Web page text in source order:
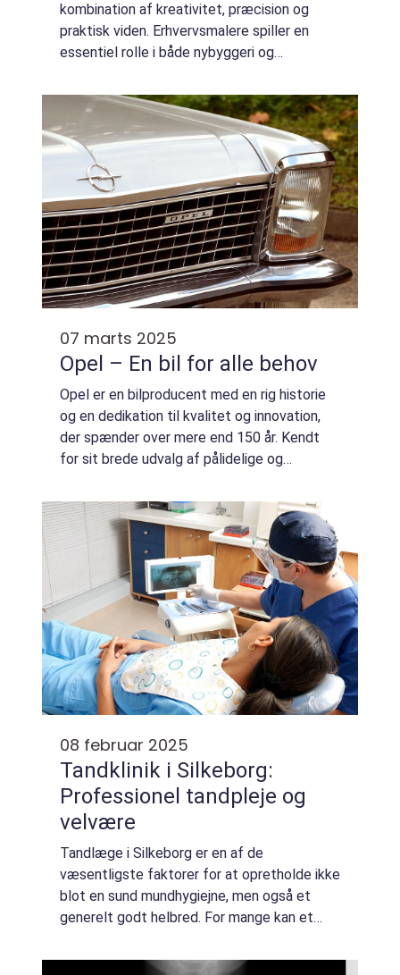
kombination af kreativitet, præcision og
praktisk viden. Erhvervsmalere spiller en
essentiel rolle i både nybyggeri og
have en betydelig indvirkning ...
07 marts 2025
Opel – En bil for alle behov
Opel er en bilproducent med en rig historie
og en dedikation til kvalitet og innovation,
der spænder over mere end 150 år. Kendt
for sit brede udvalg af pålidelige og
populære bil...
08 februar 2025
Tandklinik i Silkeborg:
Professionel tandpleje og
velvære
Tandlæge i Silkeborg er en af de
væsentligste faktorer for at opretholde ikke
blot en sund mundhygiejne, men også et
generelt godt helbred. For mange kan et
med en vis nerv&osl...